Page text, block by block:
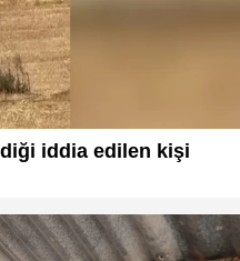
iddia edilen kişi